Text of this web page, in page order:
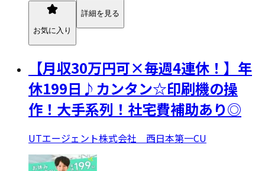
お気に入り
詳細を見る
【月収30万円可×毎週4連休！】年
休199日♪カンタン☆印刷機の操
作！大手系列！社宅費補助あり◎
UTエージェント株式会社 西日本第一CU